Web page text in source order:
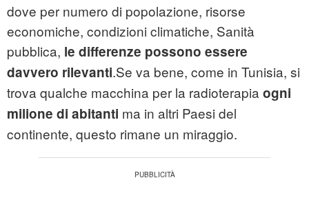
dove per numero di popolazione, risorse
economiche, condizioni climatiche, Sanità
pubblica, le differenze possono essere
davvero rilevanti.Se va bene, come in Tunisia, si
trova qualche macchina per la radioterapia ogni
milione di abitanti ma in altri Paesi del
continente, questo rimane un miraggio.